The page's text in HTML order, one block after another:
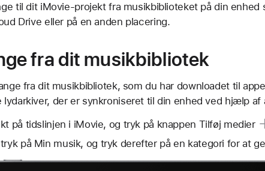
til dit iMovie-projekt fra musikbiblioteket på din enhed
Drive eller på en anden placering.
fra dit musikbibliotek
fra dit musikbibliotek, som du har downloadet til
lydarkiver, der er synkroniseret til din enhed ved hjælp af
på tidslinjen i iMovie, og tryk på knappen Tilføj medier
på Min musik, og tryk derefter på en kategori for at